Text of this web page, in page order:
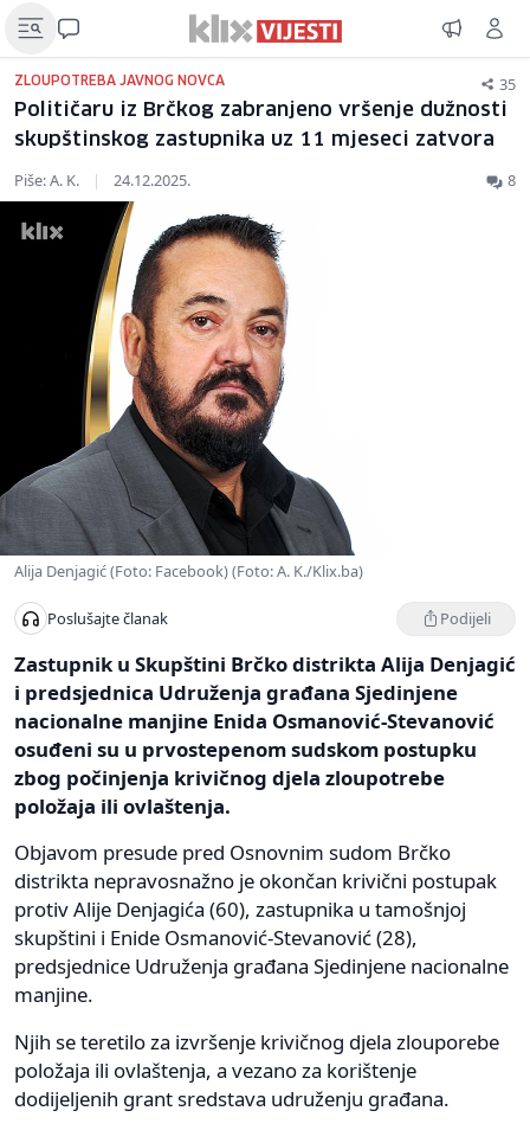
ZLOUPOTREBA JAVNOG NOVCA 35
Političaru iz Brčkog zabranjeno vršenje dužnosti
skupštinskog zastupnika uz 11 mjeseci zatvora
Piše: A. K. | 24.12.2025. 8
Alija Denjagić (Foto: Facebook) (Foto: A. K./Klix.ba)
Poslušajte članak Podijeli
Zastupnik u Skupštini Brčko distrikta Alija Denjagić
i predsjednica Udruženja građana Sjedinjene
nacionalne manjine Enida Osmanović-Stevanović
osuđeni su u prvostepenom sudskom postupku
zbog počinjenja krivičnog djela zloupotrebe
položaja ili ovlaštenja.
Objavom presude pred Osnovnim sudom Brčko
distrikta nepravosnažno je okončan krivični postupak
protiv Alije Denjagića (60), zastupnika u tamošnjoj
skupštini i Enide Osmanović-Stevanović (28),
predsjednice Udruženja građana Sjedinjene nacionalne
manjine.
Njih se teretilo za izvršenje krivičnog djela zlouporebe
položaja ili ovlaštenja, a vezano za korištenje
dodijeljenih grant sredstava udruženju građana.